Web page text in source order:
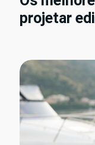
projetar